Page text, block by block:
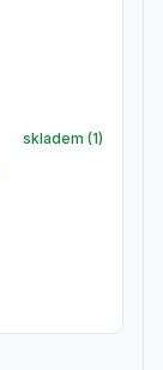
skladem (1)